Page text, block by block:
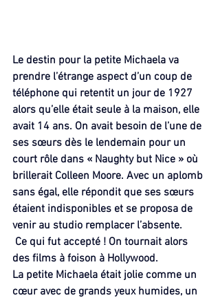
Le destin pour la petite Michaela va
prendre l’étrange aspect d’un coup de
téléphone qui retentit un jour de 1927
alors qu’elle était seule à la maison, elle
avait 14 ans. On avait besoin de l’une de
ses sœurs dès le lendemain pour un
court rôle dans « Naughty but Nice » où
brillerait Colleen Moore. Avec un aplomb
sans égal, elle répondit que ses sœurs
étaient indisponibles et se proposa de
venir au studio remplacer l’absente.
Ce qui fut accepté ! On tournait alors
des films à foison à Hollywood.
La petite Michaela était jolie comme un
cœur avec de grands yeux humides, un